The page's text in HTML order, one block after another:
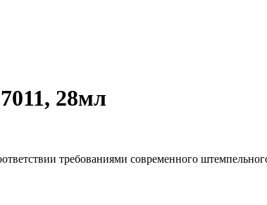
28мл
требованиями современного